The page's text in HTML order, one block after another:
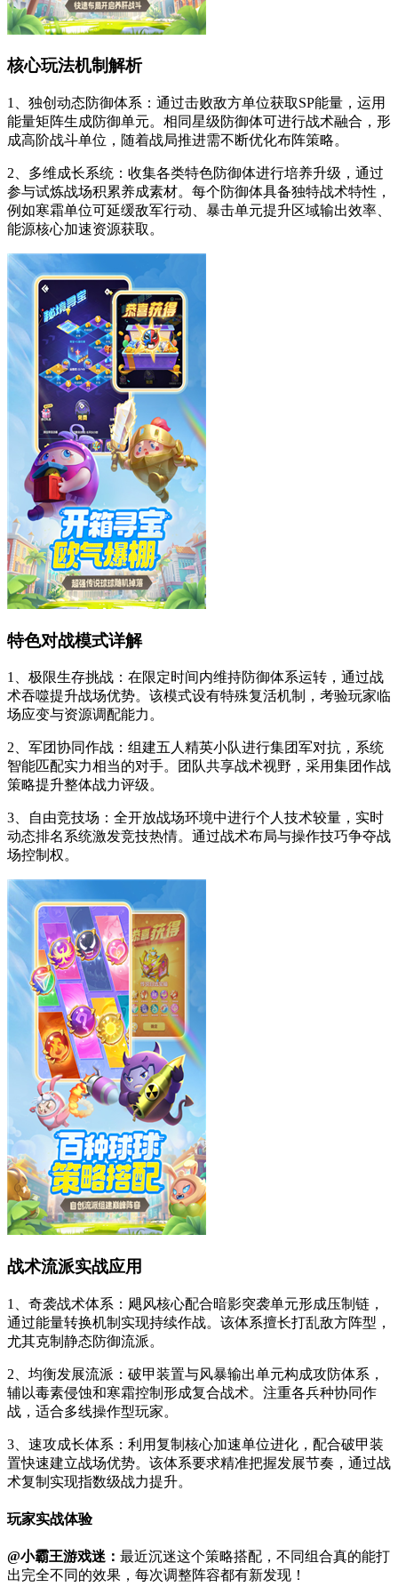
核心玩法机制解析
1、独创动态防御体系：通过击败敌方单位获取SP能量，运用
能量矩阵生成防御单元。相同星级防御体可进行战术融合，形
成高阶战斗单位，随着战局推进需不断优化布阵策略。
2、多维成长系统：收集各类特色防御体进行培养升级，通过
参与试炼战场积累养成素材。每个防御体具备独特战术特性，
例如寒霜单位可延缓敌军行动、暴击单元提升区域输出效率、
能源核心加速资源获取。
特色对战模式详解
1、极限生存挑战：在限定时间内维持防御体系运转，通过战
术吞噬提升战场优势。该模式设有特殊复活机制，考验玩家临
场应变与资源调配能力。
2、军团协同作战：组建五人精英小队进行集团军对抗，系统
智能匹配实力相当的对手。团队共享战术视野，采用集团作战
策略提升整体战力评级。
3、自由竞技场：全开放战场环境中进行个人技术较量，实时
动态排名系统激发竞技热情。通过战术布局与操作技巧争夺战
场控制权。
战术流派实战应用
1、奇袭战术体系：飓风核心配合暗影突袭单元形成压制链，
通过能量转换机制实现持续作战。该体系擅长打乱敌方阵型，
尤其克制静态防御流派。
2、均衡发展流派：破甲装置与风暴输出单元构成攻防体系，
辅以毒素侵蚀和寒霜控制形成复合战术。注重各兵种协同作
战，适合多线操作型玩家。
3、速攻成长体系：利用复制核心加速单位进化，配合破甲装
置快速建立战场优势。该体系要求精准把握发展节奏，通过战
术复制实现指数级战力提升。
玩家实战体验
@小霸王游戏迷： 最近沉迷这个策略搭配，不同组合真的能打
出完全不同的效果，每次调整阵容都有新发现！